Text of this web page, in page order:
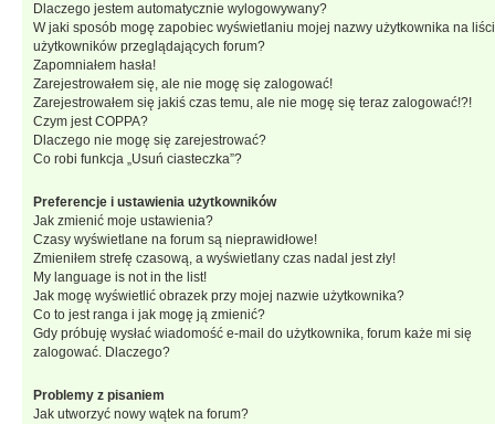
Dlaczego jestem automatycznie wylogowywany?
W jaki sposób mogę zapobiec wyświetlaniu mojej nazwy użytkownika na
użytkowników przeglądających forum?
Zapomniałem hasła!
Zarejestrowałem się, ale nie mogę się zalogować!
Zarejestrowałem się jakiś czas temu, ale nie mogę się teraz zalogować!?!
Czym jest COPPA?
Dlaczego nie mogę się zarejestrować?
Co robi funkcja „Usuń ciasteczka”?
Preferencje i ustawienia użytkowników
Jak zmienić moje ustawienia?
Czasy wyświetlane na forum są nieprawidłowe!
Zmieniłem strefę czasową, a wyświetlany czas nadal jest zły!
My language is not in the list!
Jak mogę wyświetlić obrazek przy mojej nazwie użytkownika?
Co to jest ranga i jak mogę ją zmienić?
Gdy próbuję wysłać wiadomość e-mail do użytkownika, forum każe mi się
zalogować. Dlaczego?
Problemy z pisaniem
Jak utworzyć nowy wątek na forum?